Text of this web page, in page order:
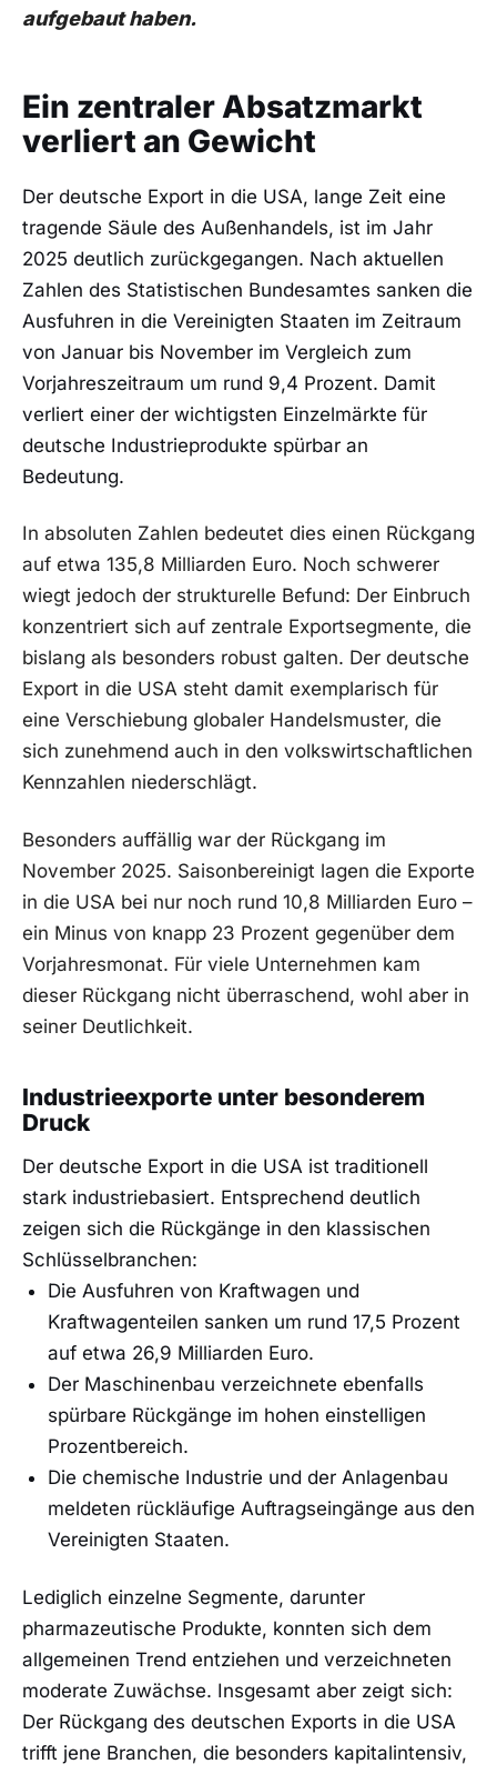
aufgebaut haben.
Ein zentraler Absatzmarkt
verliert an Gewicht
Der deutsche Export in die USA, lange Zeit eine
tragende Säule des Außenhandels, ist im Jahr
2025 deutlich zurückgegangen. Nach aktuellen
Zahlen des Statistischen Bundesamtes sanken die
Ausfuhren in die Vereinigten Staaten im Zeitraum
von Januar bis November im Vergleich zum
Vorjahreszeitraum um rund 9,4 Prozent. Damit
verliert einer der wichtigsten Einzelmärkte für
deutsche Industrieprodukte spürbar an
Bedeutung.
In absoluten Zahlen bedeutet dies einen Rückgang
auf etwa 135,8 Milliarden Euro. Noch schwerer
wiegt jedoch der strukturelle Befund: Der Einbruch
konzentriert sich auf zentrale Exportsegmente, die
bislang als besonders robust galten. Der deutsche
Export in die USA steht damit exemplarisch für
eine Verschiebung globaler Handelsmuster, die
sich zunehmend auch in den volkswirtschaftlichen
Kennzahlen niederschlägt.
Besonders auffällig war der Rückgang im
November 2025. Saisonbereinigt lagen die Exporte
in die USA bei nur noch rund 10,8 Milliarden Euro –
ein Minus von knapp 23 Prozent gegenüber dem
Vorjahresmonat. Für viele Unternehmen kam
dieser Rückgang nicht überraschend, wohl aber in
seiner Deutlichkeit.
Industrieexporte unter besonderem
Druck
Der deutsche Export in die USA ist traditionell
stark industriebasiert. Entsprechend deutlich
zeigen sich die Rückgänge in den klassischen
Schlüsselbranchen:
Die Ausfuhren von Kraftwagen und
Kraftwagenteilen sanken um rund 17,5 Prozent
auf etwa 26,9 Milliarden Euro.
Der Maschinenbau verzeichnete ebenfalls
spürbare Rückgänge im hohen einstelligen
Prozentbereich.
Die chemische Industrie und der Anlagenbau
meldeten rückläufige Auftragseingänge aus den
Vereinigten Staaten.
Lediglich einzelne Segmente, darunter
pharmazeutische Produkte, konnten sich dem
allgemeinen Trend entziehen und verzeichneten
moderate Zuwächse. Insgesamt aber zeigt sich:
Der Rückgang des deutschen Exports in die USA
trifft jene Branchen, die besonders kapitalintensiv,